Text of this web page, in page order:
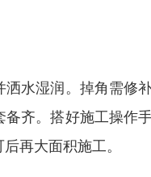
水湿润。掉角需修
齐。搭好施工操作
再大面积施工。